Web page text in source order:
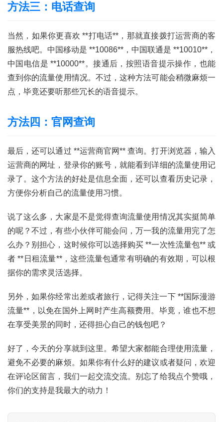
首
号
卡
百
科
防
诈
识
行
业
讯
流
量
卡
推
荐
号
码
证
增
值
投稿
方法三：电话查询
当然，如果你更喜欢 **打电话**，那就直接拨打运营商的客
服热线吧。中国移动是 **10086**，中国联通是 **10010**，
中国电信是 **10000**。接通后，按照语音提示操作，也能
查到你的流量使用情况。不过，这种方法可能会稍微麻烦一
点，毕竟还要听那些冗长的语音提示。
方法四：官网查询
最后，还可以通过 **运营商官网** 查询。打开浏览器，输入
运营商的网址，登录你的账号，就能看到详细的流量使用记
录了。这个方法的好处是信息全面，还可以查看历史记录，
方便你分析自己的流量使用习惯。
说了这么多，大家是不是觉得查询流量使用情况其实挺简单
的呢？不过，有些小伙伴可能会问，万一我的流量用完了怎
么办？别担心，这时候你可以选择购买 **一次性流量包** 或
者 **日租流量**，这些流量包通常有明确的有效期，可以根
据你的需求灵活选择。
另外，如果你经常出差或者旅行，记得关注一下 **国际漫游
流量**，以免在国外上网时产生高额费用。毕竟，谁也不想
在享受美景的同时，还得担心自己的钱包吧？
好了，今天的分享就到这里。希望大家都能合理使用流量，
避免不必要的麻烦。如果你有什么好的建议或者疑问，欢迎
在评论区留言，我们一起交流交流。别忘了给我点个赞哦，
你们的支持是我最大的动力！